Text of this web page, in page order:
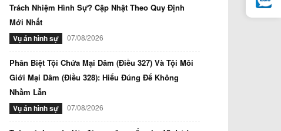
Trách Nhiệm Hình Sự? Cập Nhật Theo Quy Định
Mới Nhất
Vụ án hình sự 07/08/2026
Phân Biệt Tội Chứa Mại Dâm (Điều 327) Và Tội Môi
Giới Mại Dâm (Điều 328): Hiểu Đúng Để Không
Nhầm Lẫn
Vụ án hình sự 07/08/2026